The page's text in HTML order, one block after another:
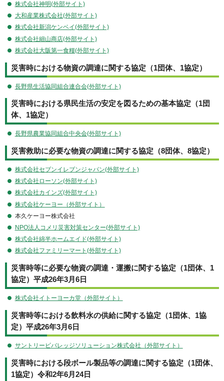
株式会社神明(外部サイト)
大和産業株式会社(外部サイト)
株式会社新潟ケンベイ(外部サイト)
株式会社細山商店(外部サイト)
株式会社大阪第一食糧(外部サイト)
災害時における物資の調達に関する協定（1団体、1協定）
長野県生活協同組合連合会(外部サイト)
災害時における県民生活の安定を図るための基本協定（1団
体、1協定）
長野県農業協同組合中央会(外部サイト)
災害救助に必要な物資の調達に関する協定（8団体、8協定）
株式会社セブンイレブンジャパン(外部サイト)
株式会社ローソン(外部サイト)
株式会社カインズ(外部サイト)
株式会社ケーヨー（外部サイト）
本久ケーヨー株式会社
NPO法人コメリ災害対策センター(外部サイト)
株式会社綿半ホームエイド(外部サイト)
株式会社ファミリーマート(外部サイト)
災害時等に必要な物資の調達・運搬に関する協定（1団体、1
協定）平成26年3月6日
株式会社イトーヨーカ堂（外部サイト）
災害時等における飲料水の供給に関する協定（1団体、1協
定）平成26年3月6日
サントリービバレッジソリューション株式会社（外部サイト）
災害時における段ボール製品等の調達に関する協定（1団体、
1協定）令和2年6月24日